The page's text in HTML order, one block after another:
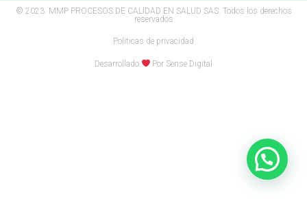
© 2023. MMP PROCESOS DE CALIDAD EN SALUD SAS. Todos los derechos
reservados
Politicas de privacidad
Desarrollado Por Sense Digital